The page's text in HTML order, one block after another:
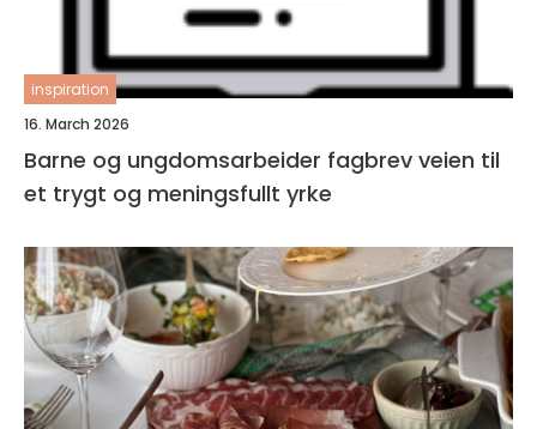
inspiration
16. March 2026
Barne og ungdomsarbeider fagbrev veien til
et trygt og meningsfullt yrke